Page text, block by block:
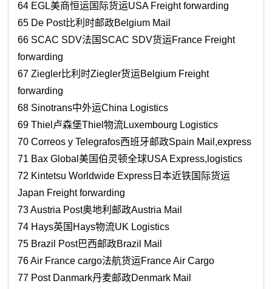
64 EGL美商恒运国际货运USA Freight forwarding
65 De Post比利时邮政Belgium Mail
66 SCAC SDV法国SCAC SDV货运France Freight
forwarding
67 Ziegler比利时Ziegler货运Belgium Freight
forwarding
68 Sinotrans中外运China Logistics
69 Thiel卢森堡Thiel物流Luxembourg Logistics
70 Correos y Telegrafos西班牙邮政Spain Mail,express
71 Bax Global美国伯灵顿全球USA Express,logistics
72 Kintetsu Worldwide Express日本近铁国际货运
Japan Freight forwarding
73 Austria Post奥地利邮政Austria Mail
74 Hays英国Hays物流UK Logistics
75 Brazil Post巴西邮政Brazil Mail
76 Air France cargo法航货运France Air Cargo
77 Post Danmark丹麦邮政Denmark Mail